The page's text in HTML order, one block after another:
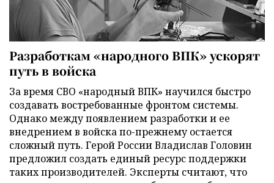
Разработкам «народного ВПК» ускорят
путь в войска
За время СВО «народный ВПК» научился быстро
создавать востребованные фронтом системы.
Однако между появлением разработки и ее
внедрением в войска по-прежнему остается
сложный путь. Герой России Владислав Головин
предложил создать единый ресурс поддержки
таких производителей. Эксперты считают, что